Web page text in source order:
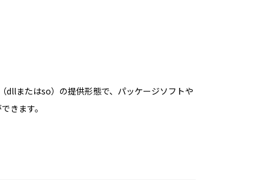
dllまたはso）の提供形態で、パッケージソフトや
きます。